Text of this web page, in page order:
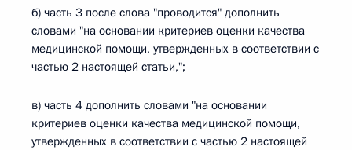
б) часть 3 после слова "проводится" дополнить
словами "на основании критериев оценки качества
медицинской помощи, утвержденных в соответствии с
частью 2 настоящей статьи,";
в) часть 4 дополнить словами "на основании
критериев оценки качества медицинской помощи,
утвержденных в соответствии с частью 2 настоящей